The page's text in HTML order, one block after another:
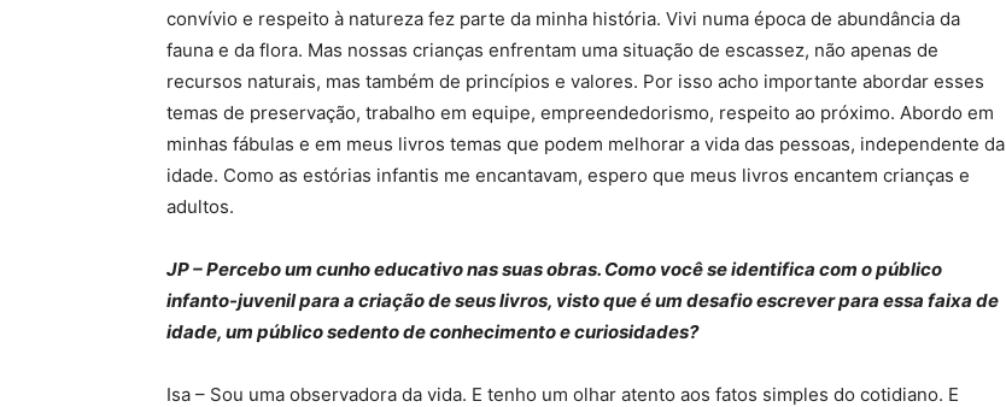
convívio e respeito à natureza fez parte da minha história. Vivi numa época de abundância da
fauna e da flora. Mas nossas crianças enfrentam uma situação de escassez, não apenas de
recursos naturais, mas também de princípios e valores. Por isso acho importante abordar esses
temas de preservação, trabalho em equipe, empreendedorismo, respeito ao próximo. Abordo em
minhas fábulas e em meus livros temas que podem melhorar a vida das pessoas, independente da
idade. Como as estórias infantis me encantavam, espero que meus livros encantem crianças e
adultos.
JP – Percebo um cunho educativo nas suas obras. Como você se identifica com o público
infanto-juvenil para a criação de seus livros, visto que é um desafio escrever para essa faixa de
idade, um público sedento de conhecimento e curiosidades?
Isa – Sou uma observadora da vida. E tenho um olhar atento aos fatos simples do cotidiano. E